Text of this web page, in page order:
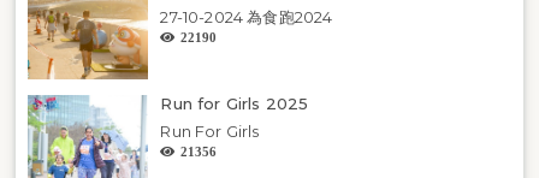
27-10-2024 為食跑2024
22190
Run for Girls 2025
Run For Girls
21356